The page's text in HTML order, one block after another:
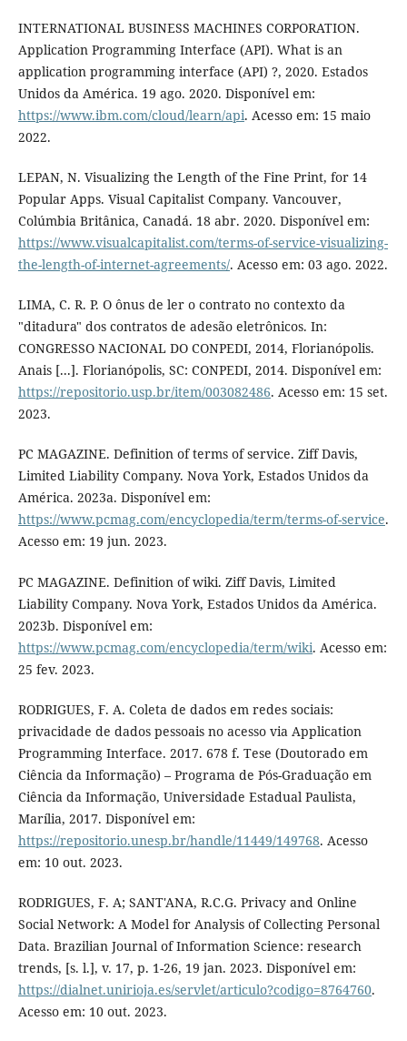
INTERNATIONAL BUSINESS MACHINES CORPORATION.
Application Programming Interface (API). What is an
application programming interface (API) ?, 2020. Estados
Unidos da América. 19 ago. 2020. Disponível em:
https://www.ibm.com/cloud/learn/api. Acesso em: 15 maio
2022.
LEPAN, N. Visualizing the Length of the Fine Print, for 14
Popular Apps. Visual Capitalist Company. Vancouver,
Colúmbia Britânica, Canadá. 18 abr. 2020. Disponível em:
https://www.visualcapitalist.com/terms-of-service-visualizing-
the-length-of-internet-agreements/. Acesso em: 03 ago. 2022.
LIMA, C. R. P. O ônus de ler o contrato no contexto da
"ditadura" dos contratos de adesão eletrônicos. In:
CONGRESSO NACIONAL DO CONPEDI, 2014, Florianópolis.
Anais [...]. Florianópolis, SC: CONPEDI, 2014. Disponível em:
https://repositorio.usp.br/item/003082486. Acesso em: 15 set.
2023.
PC MAGAZINE. Definition of terms of service. Ziff Davis,
Limited Liability Company. Nova York, Estados Unidos da
América. 2023a. Disponível em:
https://www.pcmag.com/encyclopedia/term/terms-of-service.
Acesso em: 19 jun. 2023.
PC MAGAZINE. Definition of wiki. Ziff Davis, Limited
Liability Company. Nova York, Estados Unidos da América.
2023b. Disponível em:
https://www.pcmag.com/encyclopedia/term/wiki. Acesso em:
25 fev. 2023.
RODRIGUES, F. A. Coleta de dados em redes sociais:
privacidade de dados pessoais no acesso via Application
Programming Interface. 2017. 678 f. Tese (Doutorado em
Ciência da Informação) – Programa de Pós-Graduação em
Ciência da Informação, Universidade Estadual Paulista,
Marília, 2017. Disponível em:
https://repositorio.unesp.br/handle/11449/149768. Acesso
em: 10 out. 2023.
RODRIGUES, F. A; SANT'ANA, R.C.G. Privacy and Online
Social Network: A Model for Analysis of Collecting Personal
Data. Brazilian Journal of Information Science: research
trends, [s. l.], v. 17, p. 1-26, 19 jan. 2023. Disponível em:
https://dialnet.unirioja.es/servlet/articulo?codigo=8764760.
Acesso em: 10 out. 2023.